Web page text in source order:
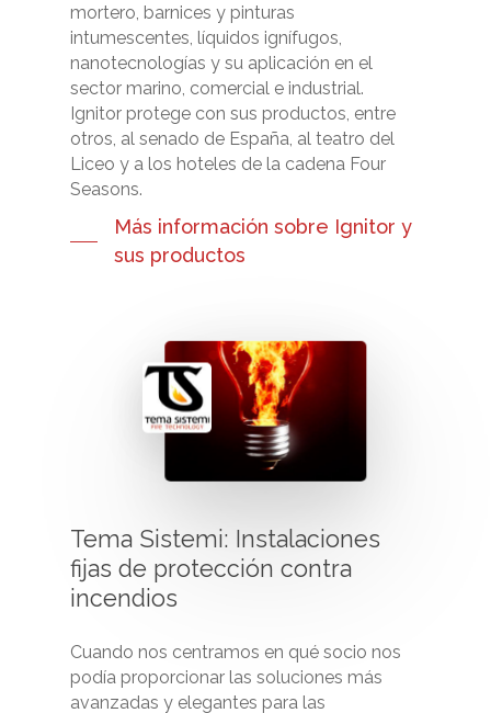
mortero, barnices y pinturas
intumescentes, líquidos ignífugos,
nanotecnologías y su aplicación en el
sector marino, comercial e industrial.
Ignitor protege con sus productos, entre
otros, al senado de España, al teatro del
Liceo y a los hoteles de la cadena Four
Seasons.
Más información sobre Ignitor y
sus productos
Tema Sistemi: Instalaciones
fijas de protección contra
incendios
Cuando nos centramos en qué socio nos
podía proporcionar las soluciones más
avanzadas y elegantes para las